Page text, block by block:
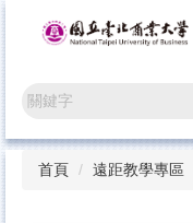
區
首頁 遠距教學專區